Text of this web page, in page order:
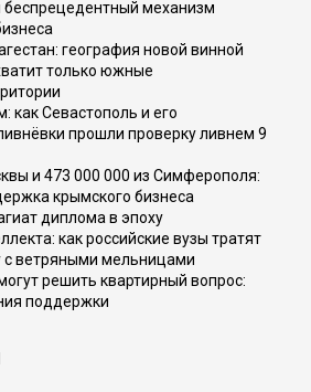
беспрецедентный механизм
география новой винной
только южные
как Севастополь и его
прошли проверку ливнем 9
и 473 000 000 из Симферополя:
крымского бизнеса
диплома в эпоху
как российские вузы тратят
с ветряными мельницами
решить квартирный вопрос:
поддержки